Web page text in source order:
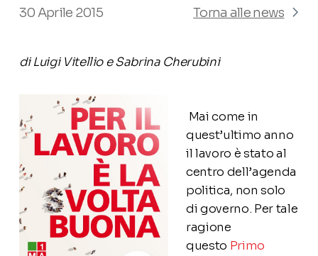
30 Aprile 2015 Torna alle news
di Luigi Vitellio e Sabrina Cherubini
Mai come in
quest’ultimo anno
il lavoro è stato al
centro dell’agenda
politica, non solo
di governo. Per tale
ragione
questo Primo